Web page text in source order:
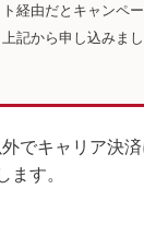
経由だとキャンペ
記から申し込みまし
でキャリア決
ます。